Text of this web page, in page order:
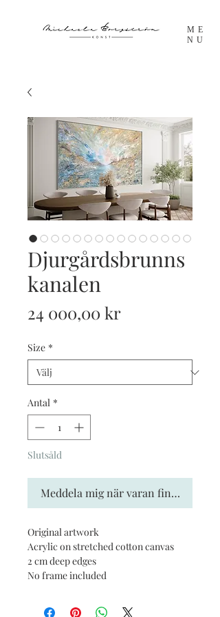
ME
NU
Djurgårdsbrunns
kanalen
24 000,00 krPris
Size *
Antal *
Slutsåld
Meddela mig när varan finns i lager
Original artwork
Acrylic on stretched cotton canvas
2 cm deep edges
No frame included